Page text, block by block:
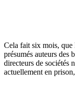
Cela fait six mois, que
présumés auteurs des
directeurs de sociétés
actuellement en